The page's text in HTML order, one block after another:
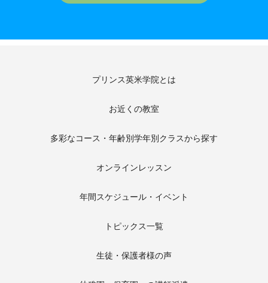
プリンス英米学院とは
お近くの教室
多彩なコース・年齢別学年別クラスから探す
オンラインレッスン
年間スケジュール・イベント
トピックス一覧
生徒・保護者様の声